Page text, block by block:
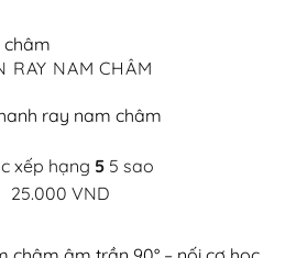
RAY NAM CHÂM
ray nam châm
xếp hạng 5 5 sao
25.000 VND